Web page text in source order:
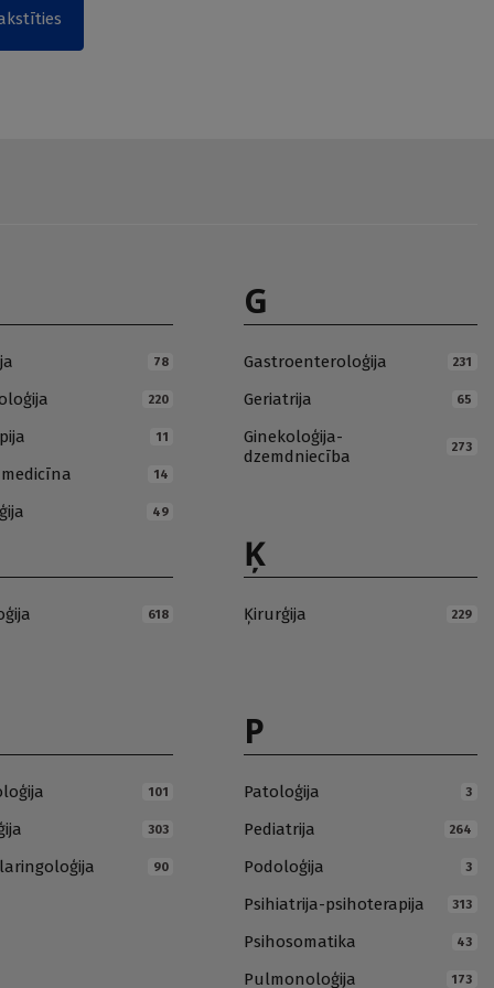
78
220
11
14
49
G
Gastroenteroloģija 231
Geriatrija 65
Ginekoloģija-
dzemdniecība
273
618
Ķ
Ķirurģija 229
101
303
90
P
Patoloģija 3
Pediatrija 264
Podoloģija 3
Psihiatrija-psihoterapija 313
Psihosomatika 43
Pulmonoloģija 173